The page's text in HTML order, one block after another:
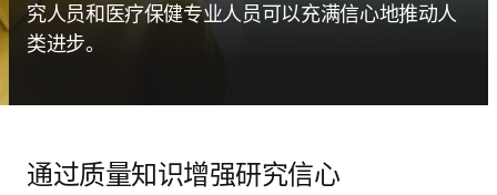
究人员和医疗保健专业人员可以充满信心地推动人
类进步。
通过质量知识增强研究信心